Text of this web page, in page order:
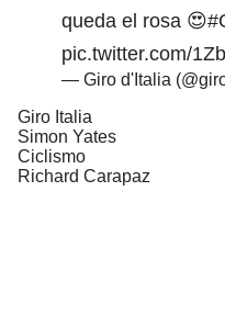
queda el rosa 😍
pic.twitter.com/
— Giro d'Italia
Giro Italia
Simon Yates
Ciclismo
Richard Carapaz